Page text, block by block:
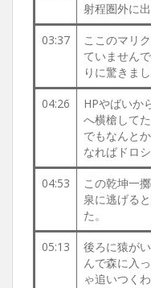
射程圏外に
03:37
ここのマリ
ていません
りに驚きまし
04:26
HPやばいか
へ横槍して
でもなんと
なればドロ
04:53
この乾坤一
泉に逃げる
た。
05:13
後ろに猿が
んで森に入
ゃ追いつく